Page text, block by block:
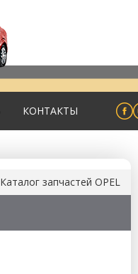
КОНТАКТЫ
Каталог запчастей OPEL